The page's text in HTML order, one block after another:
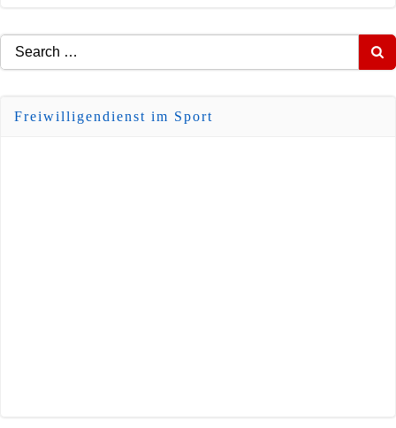
Search
for:
Freiwilligendienst im Sport